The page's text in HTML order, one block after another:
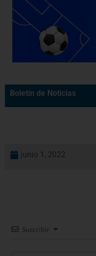
Boletín de Noticias
junio 1, 2022
Suscribir